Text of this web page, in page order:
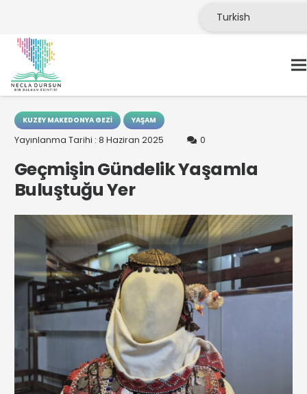
KUZEY MAKEDONYA GEZI YAŞAM
Yayınlanma Tarihi : 8 Haziran 2025 0
Geçmişin Gündelik Yaşamla
Buluştuğu Yer